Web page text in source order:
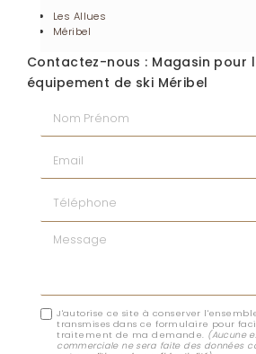
Les Allues
Méribel
Contactez-nous : Magasin pour
équipement de ski Méribel
Nom Prénom
Email
Téléphone
Message
J'autorise ce site à conserver
transmises dans ce formulaire pour
traitement de ma demande. (Aucune
commerciale ne sera faite des données